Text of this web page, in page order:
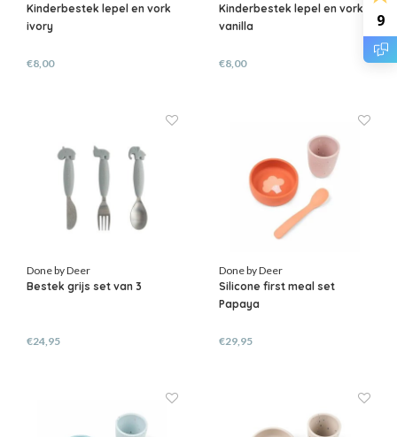
9
Kinderbestek lepel en vork
ivory
€8,00
Kinderbestek lepel en vork
vanilla
€8,00
Done by Deer
Bestek grijs set van 3
€24,95
Done by Deer
Silicone first meal set
Papaya
€29,95